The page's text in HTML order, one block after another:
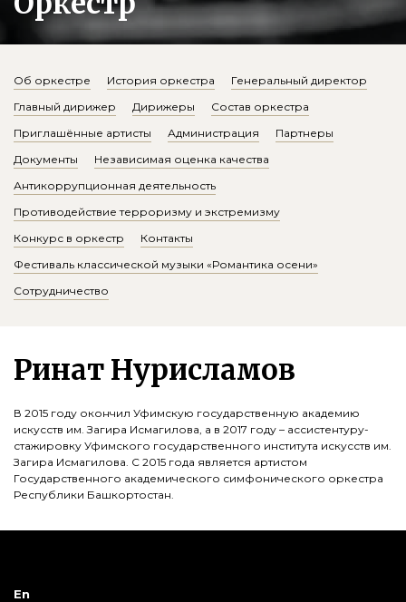
Об оркестре История оркестра
Генеральный директор
Главный дирижер
Дирижеры
Состав оркестра
Приглашённые артисты
Администрация
Партнеры
Документы
Независимая оценка качества
Антикоррупционная деятельность
Противодействие терроризму и экстремизму
Конкурс в оркестр
Контакты
Фестиваль классической музыки «Романтика осени»
Сотрудничество
Ринат Нурисламов
В 2015 году окончил Уфимскую государственную академию
искусств им. Загира Исмагилова, а в 2017 году – ассистентуру-
стажировку Уфимского государственного института искусств им.
Загира Исмагилова. С 2015 года является артистом
Государственного академического симфонического оркестра
Республики Башкортостан.
En